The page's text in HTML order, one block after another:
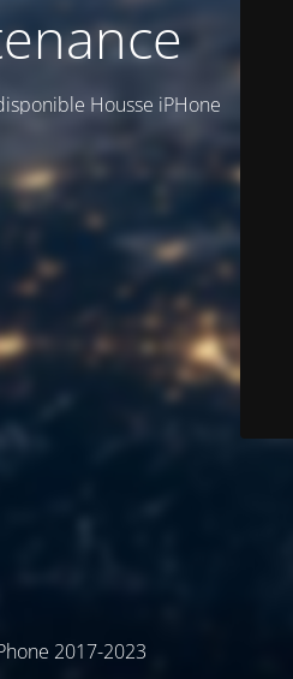
Housse iPHone
2017-2023